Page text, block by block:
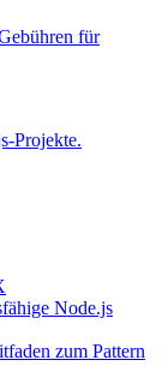
für
Projekte.
Node.js
zum Pattern